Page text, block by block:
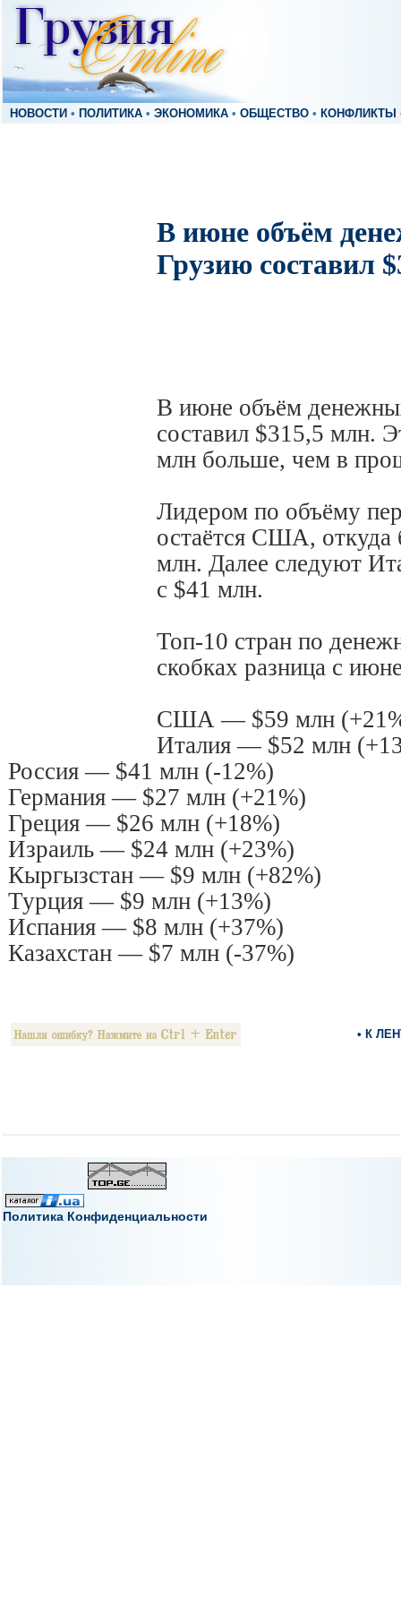
НОВОСТИ • ПОЛИТИКА • ЭКОНОМИКА • ОБЩЕСТВО • КОНФЛИКТЫ
В июне объём
Грузию составил
В июне объём
составил $315,5 млн.
млн больше, чем в
Лидером по объёму
остаётся США, откуда
млн. Далее следуют
с $41 млн.
Топ-10 стран по
скобках разница с
США — $59 млн
Италия — $52 млн
Россия — $41 млн (-12%)
Германия — $27 млн (+21%)
Греция — $26 млн (+18%)
Израиль — $24 млн (+23%)
Кыргызстан — $9 млн (+82%)
Турция — $9 млн (+13%)
Испания — $8 млн (+37%)
Казахстан — $7 млн (-37%)
• К
Политика Конфиденциальности